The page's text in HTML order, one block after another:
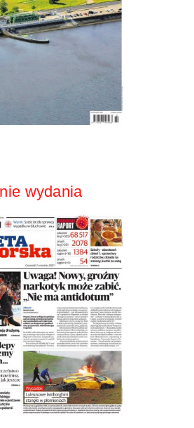
wydania